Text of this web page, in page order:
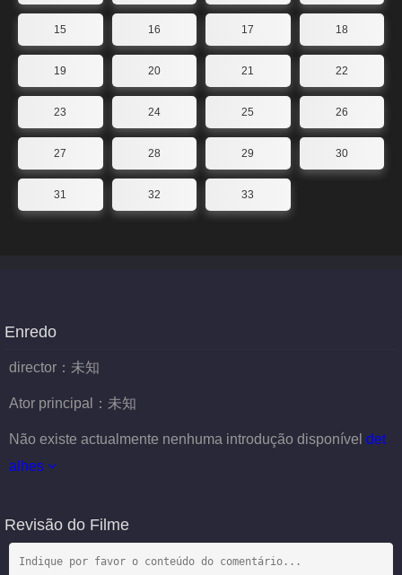
15 16 17 18
19 20 21 22
23 24 25 26
27 28 29 30
31 32 33
Enredo
director： 未知
Ator principal： 未知
Não existe actualmente nenhuma introdução disponível det
alhes
Revisão do Filme